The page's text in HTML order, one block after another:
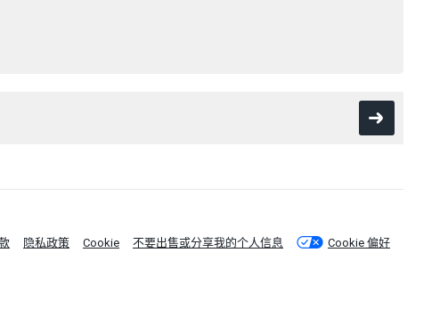
隐私政策 Cookie 不要出售或分享我的个人信息 Cookie 偏好